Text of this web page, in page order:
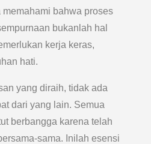
bahwa proses
bukanlah hal
kerja keras,
hati.
yang diraih, tidak ada
dari yang lain. Semua
berbangga karena telah
sama. Inilah esensi